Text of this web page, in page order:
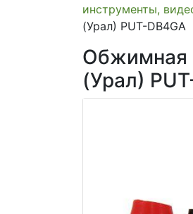
инструменты,
(Урал) PUT-DB4GA
Обжимная
(Урал)